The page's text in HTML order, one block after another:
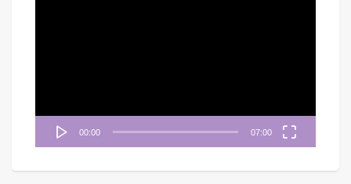
00:00 07:00